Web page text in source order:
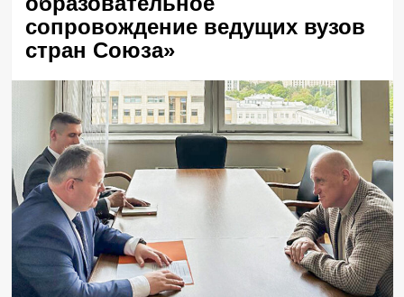
сопровождение ведущих вузов
стран Союза»